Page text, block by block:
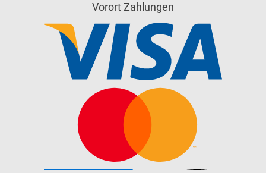
Vorort Zahlungen